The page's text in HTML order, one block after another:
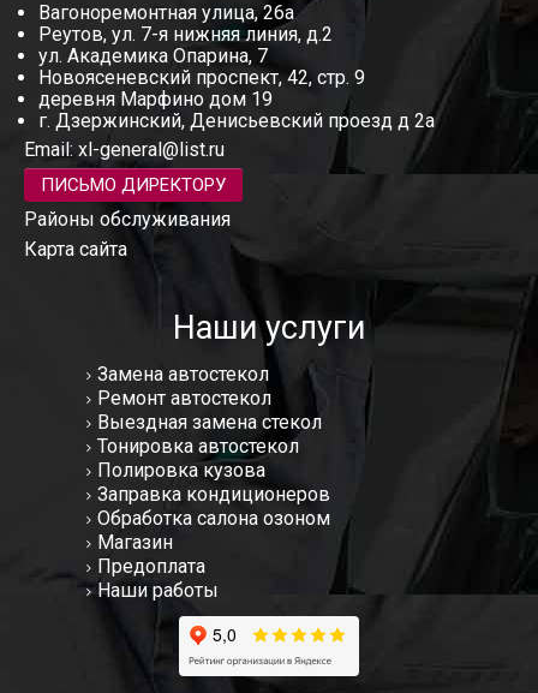
Вагоноремонтная улица, 26а
Реутов, ул. 7-я нижняя линия, д.2
ул. Академика Опарина, 7
Новоясеневский проспект, 42, стр. 9
деревня Марфино дом 19
г. Дзержинский, Денисьевский проезд д 2а
Email: xl-general@list.ru
ПИСЬМО ДИРЕКТОРУ
Районы обслуживания
Карта сайта
Наши услуги
Замена автостекол
Ремонт автостекол
Выездная замена стекол
Тонировка автостекол
Полировка кузова
Заправка кондиционеров
Обработка салона озоном
Магазин
Предоплата
Наши работы